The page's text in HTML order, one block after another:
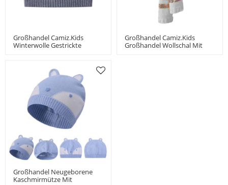
Großhandel Camiz.kids
Winterwolle Gestrickte
Großhandel Camiz.kids
Großhandel Wollschal Mit
Großhandel Neugeborene
Kaschmirmütze Mit